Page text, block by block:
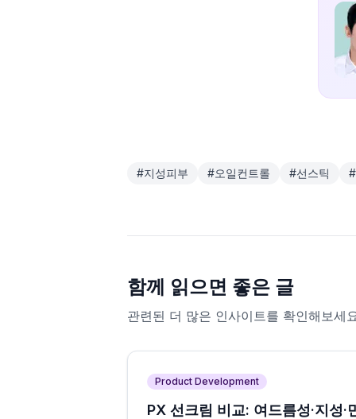
#지성피부 #오일컨트롤 #선스틱 #
함께 읽으면 좋은 글
관련된 더 많은 인사이트를 확인해보세
Product Development
PX 선크림 비교: 여드름성·지성·